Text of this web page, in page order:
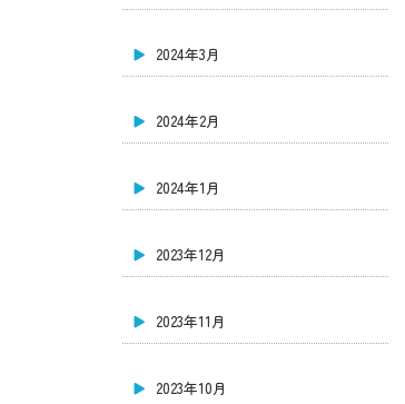
2024年3月
2024年2月
2024年1月
2023年12月
2023年11月
2023年10月